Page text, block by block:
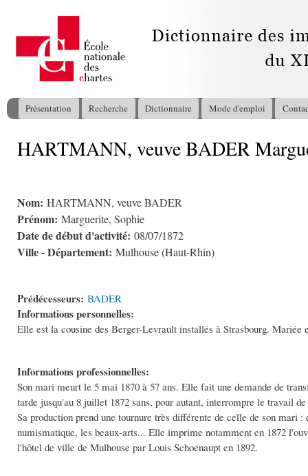
Menu principal
Présentation Recherche Dictionnaire Mode d'emploi
Vous êtes ici
HARTMANN, veuve BADER
Nom: HARTMANN, veuve BADER
Prénom: Marguerite, Sophie
Date de début d'activité: 08/07/1872
Ville - Département: Mulhouse (Haut-Rhin)
Prédécesseurs: BADER
Informations personnelles:
Elle est la cousine des Berger-Levrault installés à Strasbourg.
Informations professionnelles:
Son mari meurt le 5 mai 1870 à 57 ans. Elle fait une demande de
tarde jusqu'au 8 juillet 1872 sans, pour autant, interrompre le travail
Sa production prend une tournure très différente de celle de son
numismatique, les beaux-arts... Elle imprime notamment en 1872
l'hôtel de ville de Mulhouse par Louis Schoenaupt en 1892.